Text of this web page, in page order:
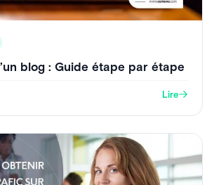
blog : Guide étape par étape
Lire